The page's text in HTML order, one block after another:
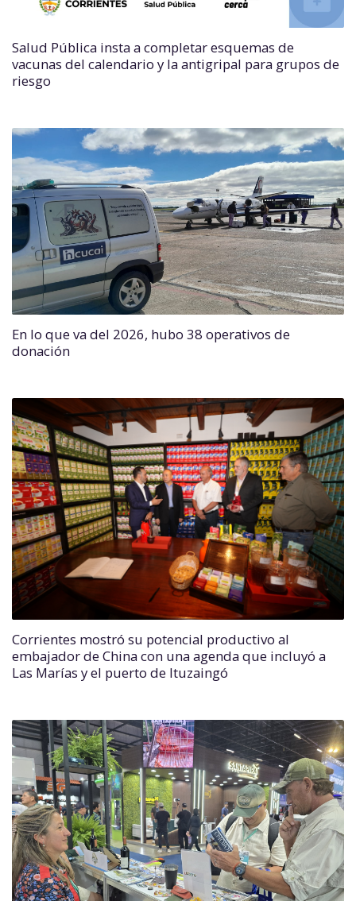
Salud Pública insta a completar esquemas de
vacunas del calendario y la antigripal para grupos de
riesgo
En lo que va del 2026, hubo 38 operativos de
donación
Corrientes mostró su potencial productivo al
embajador de China con una agenda que incluyó a
Las Marías y el puerto de Ituzaingó